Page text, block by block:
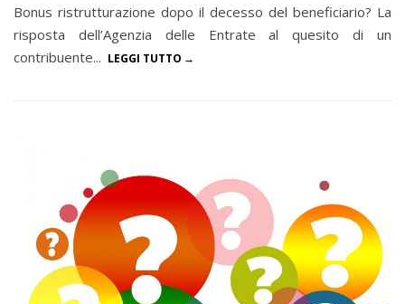
Bonus ristrutturazione dopo il decesso del beneficiario? La
risposta dell’Agenzia delle Entrate al quesito di un
contribuente... LEGGI TUTTO